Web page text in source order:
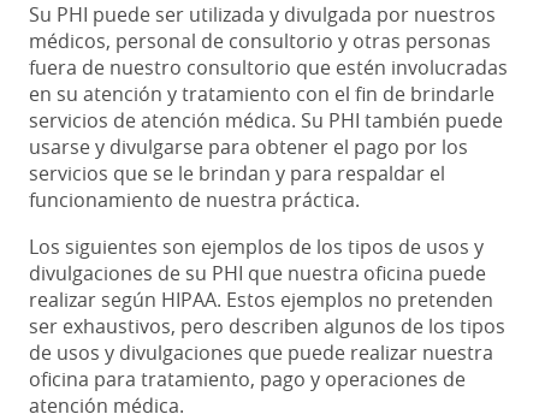
Su PHI puede ser utilizada y divulgada por nuestros
médicos, personal de consultorio y otras personas
fuera de nuestro consultorio que estén involucradas
en su atención y tratamiento con el fin de brindarle
servicios de atención médica. Su PHI también puede
usarse y divulgarse para obtener el pago por los
servicios que se le brindan y para respaldar el
funcionamiento de nuestra práctica.
Los siguientes son ejemplos de los tipos de usos y
divulgaciones de su PHI que nuestra oficina puede
realizar según HIPAA. Estos ejemplos no pretenden
ser exhaustivos, pero describen algunos de los tipos
de usos y divulgaciones que puede realizar nuestra
oficina para tratamiento, pago y operaciones de
atención médica.